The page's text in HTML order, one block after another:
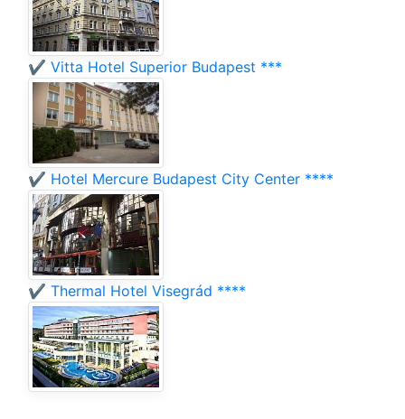
✔️ Vitta Hotel Superior Budapest ***
✔️ Hotel Mercure Budapest City Center ****
✔️ Thermal Hotel Visegrád ****